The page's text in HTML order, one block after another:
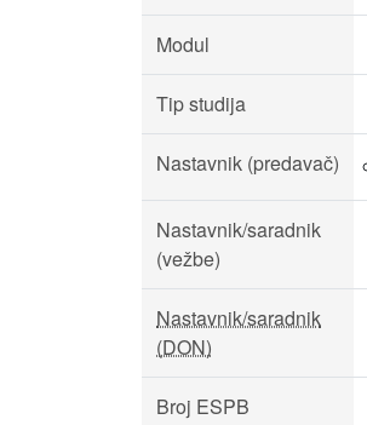
Modul
Tip studija
Nastavnik (predavač)
Nastavnik/saradnik
(vežbe)
Nastavnik/saradnik
(DON)
Broj ESPB